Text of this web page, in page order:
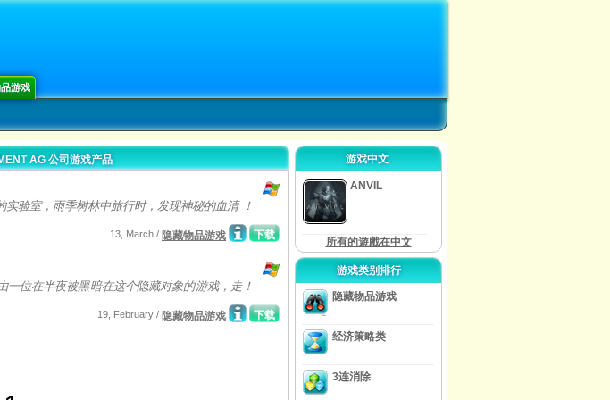
游戏
AG 公司游戏产品
验室，雨季树林中旅行时，发现神秘的血清 ！
下载
13, March / 隐藏物品游戏
一位在半夜被黑暗在这个隐藏对象的游戏，走！
下载
19, February / 隐藏物品游戏
游戏中文
ANVIL
所有的遊戲在中文
游戏类别排行
隐藏物品游戏
经济策略类
3连消除